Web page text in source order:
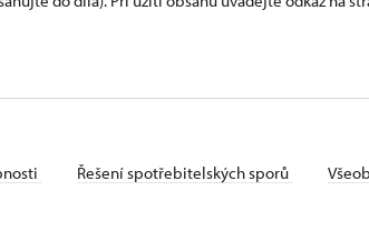
Řešení spotřebitelských sporů